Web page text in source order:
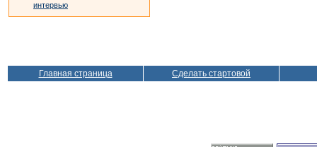
интервью
Главная страница Сделать стартовой